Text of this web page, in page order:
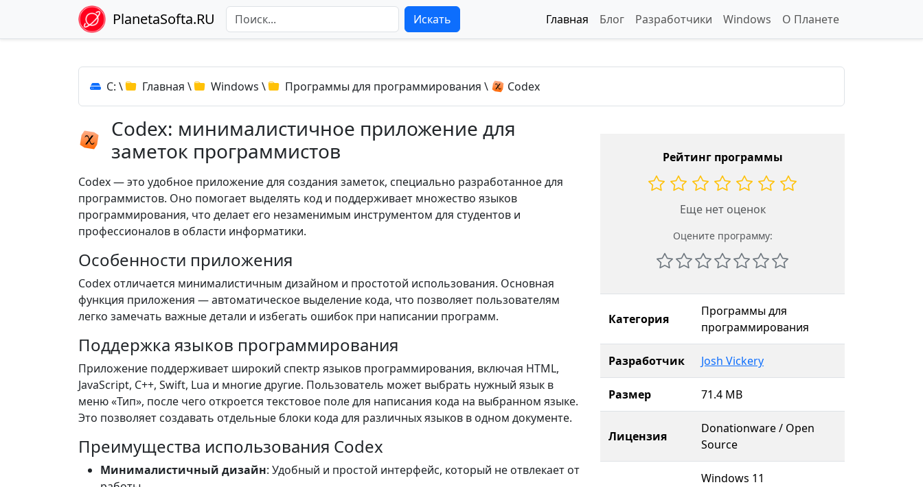
PlanetaSofta.RU Искать Главная Блог Разработчики Windows О Планете
C: \ Главная \ Windows \ Программы для программирования \ Codex
Codex: минималистичное приложение для
заметок программистов
Codex — это удобное приложение для создания заметок, специально разработанное для
программистов. Оно помогает выделять код и поддерживает множество языков
программирования, что делает его незаменимым инструментом для студентов и
профессионалов в области информатики.
Особенности приложения
Codex отличается минималистичным дизайном и простотой использования. Основная
функция приложения — автоматическое выделение кода, что позволяет пользователям
легко замечать важные детали и избегать ошибок при написании программ.
Поддержка языков программирования
Приложение поддерживает широкий спектр языков программирования, включая HTML,
JavaScript, C++, Swift, Lua и многие другие. Пользователь может выбрать нужный язык в
меню «Тип», после чего откроется текстовое поле для написания кода на выбранном языке.
Это позволяет создавать отдельные блоки кода для различных языков в одном документе.
Преимущества использования Codex
Минималистичный дизайн: Удобный и простой интерфейс, который не отвлекает от
Рейтинг программы
Еще нет оценок
Оцените программу:
Категория
Программы для
программирования
Разработчик Josh Vickery
Размер 71.4 MB
Лицензия
Donationware / Open
Source
Windows 11